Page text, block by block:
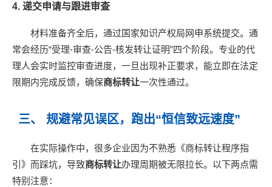
4. 递交申请与跟进审查
材料准备齐全后，通过国家知识产权局网申系统提交。通
常会经历“受理-审查-公告-核发转让证明”四个阶段。专业的代
理人会实时监控审查进度，一旦出现补正要求，能立即在法定
限期内完成反馈，确保商标转让一次性通过。
三、 规避常见误区，跑出“恒信致远速度”
在实际操作中，很多企业因为不熟悉《商标转让程序指
引》而踩坑，导致商标转让办理周期被无限拉长。以下两点需
特别注意：